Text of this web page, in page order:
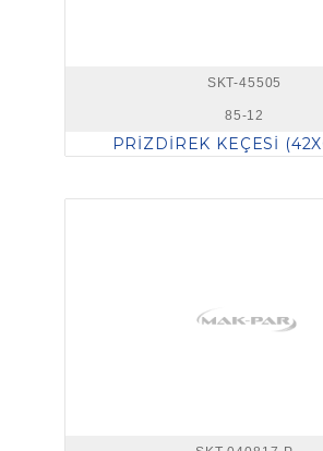
SKT-45505
85-12
PRİZDİREK KEÇESİ